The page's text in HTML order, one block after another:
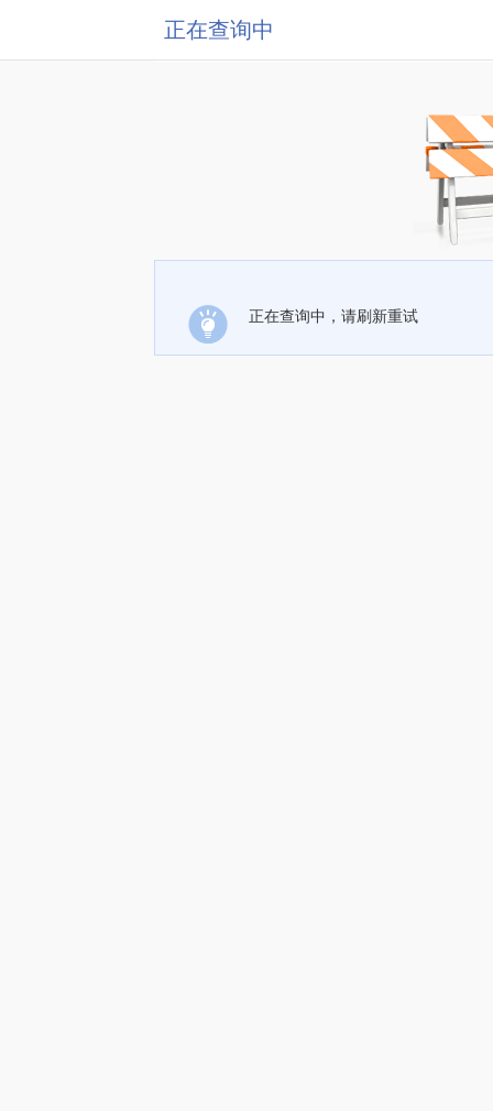
正在查询中
正在查询中，请刷新重试